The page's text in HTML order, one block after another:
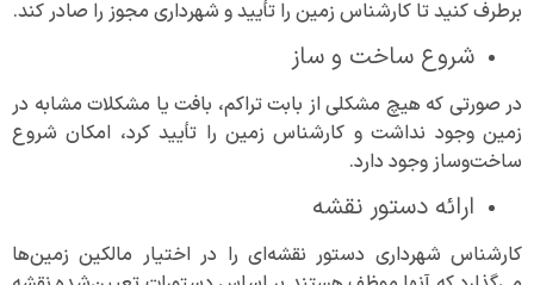
برطرف کنید تا کارشناس زمین را تأیید و شهرداری مجوز را صادر کند.
شروع ساخت و ساز
در صورتی که هیچ مشکلی از بابت تراکم، بافت یا مشکلات مشابه در
زمین وجود نداشت و کارشناس زمین را تأیید کرد، امکان شروع
ساخت‌و‌ساز وجود دارد.
ارائه دستور نقشه
کارشناس شهرداری دستور نقشه‌ای را در اختیار مالکین زمین‌ها